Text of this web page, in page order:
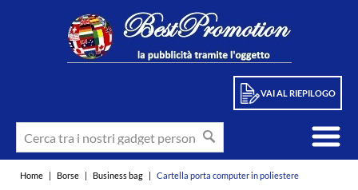
VAI AL RIEPILOGO
Home | Borse | Business bag | Cartella porta computer in poliestere